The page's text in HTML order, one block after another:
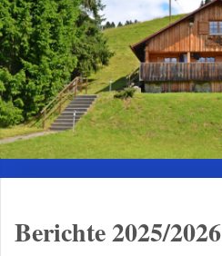
Berichte 2025/2026